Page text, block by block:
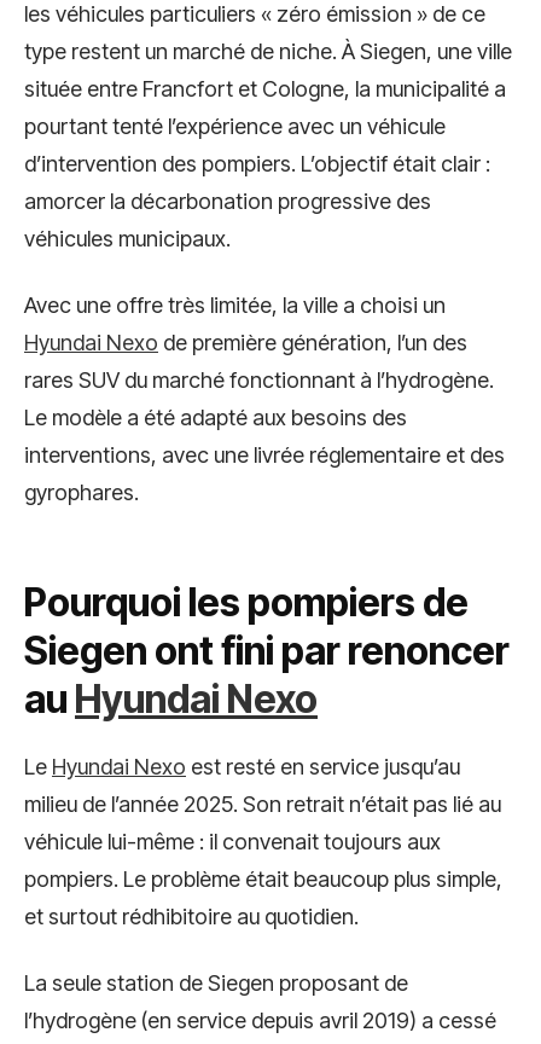
les véhicules particuliers « zéro émission » de ce
type restent un marché de niche. À Siegen, une ville
située entre Francfort et Cologne, la municipalité a
pourtant tenté l’expérience avec un véhicule
d’intervention des pompiers. L’objectif était clair :
amorcer la décarbonation progressive des
véhicules municipaux.
Avec une offre très limitée, la ville a choisi un
Hyundai Nexo de première génération, l’un des
rares SUV du marché fonctionnant à l’hydrogène.
Le modèle a été adapté aux besoins des
interventions, avec une livrée réglementaire et des
gyrophares.
Pourquoi les pompiers de
Siegen ont fini par renoncer
au Hyundai Nexo
Le Hyundai Nexo est resté en service jusqu’au
milieu de l’année 2025. Son retrait n’était pas lié au
véhicule lui-même : il convenait toujours aux
pompiers. Le problème était beaucoup plus simple,
et surtout rédhibitoire au quotidien.
La seule station de Siegen proposant de
l’hydrogène (en service depuis avril 2019) a cessé